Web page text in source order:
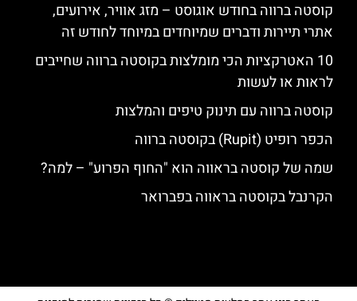
קוסטה ברווה בחודש אוגוסט – מזג אוויר, אירועים,
אתרי תיירות ודברים שמיוחדים במיוחד לחודש זה
10 האטרקציות הכי מומלצות בקוסטה ברווה שחייבים
לראות או לעשות
קוסטה ברווה עם תינוק טיפים והמלצות
הכפר רופיט (Rupit) בקוסטה ברווה
שמה של קוסטה בראווה הוא "החוף הפרוע" – למה?
הקרנבל בקוסטה בראווה בפברואר